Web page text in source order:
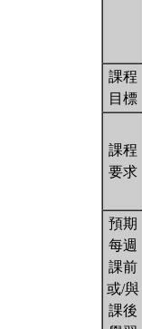
課程
目標
課程
要求
預期
每週
課前
或/與
課後